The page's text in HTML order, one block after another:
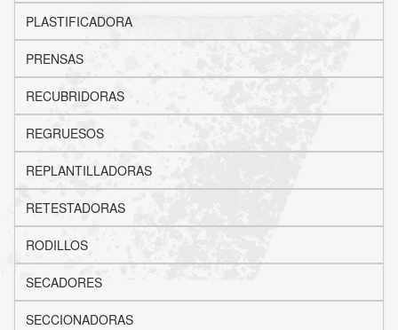
PLASTIFICADORA
PRENSAS
RECUBRIDORAS
REGRUESOS
REPLANTILLADORAS
RETESTADORAS
RODILLOS
SECADORES
SECCIONADORAS